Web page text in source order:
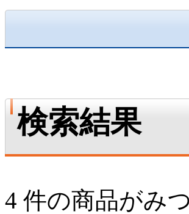
検索結果
4 件の商品がみ